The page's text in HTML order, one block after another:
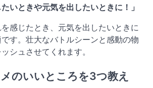
たいときや元気を出したいときに！」
感じたとき、元気を出したいときに
す。壮大なバトルシーンと感動の物
シュさせてくれます。
のいいところを3つ教え